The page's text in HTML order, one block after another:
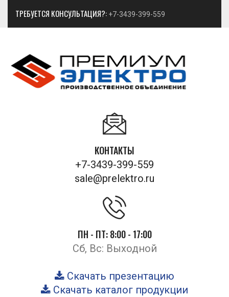
ТРЕБУЕТСЯ КОНСУЛЬТАЦИЯ?: +7-3439-399-559
КОНТАКТЫ
+7-3439-399-559
sale@prelektro.ru
ПН - ПТ: 8:00 - 17:00
Сб, Вс: Выходной
Скачать презентацию
Скачать каталог продукции